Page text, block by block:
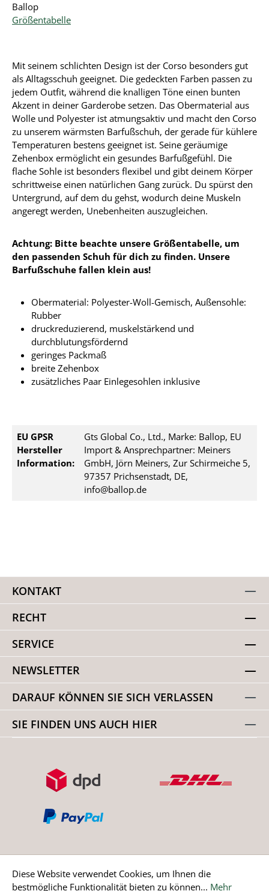
Ballop
Größentabelle
Mit seinem schlichten Design ist der Corso besonders gut
als Alltagsschuh geeignet. Die gedeckten Farben passen zu
jedem Outfit, während die knalligen Töne einen bunten
Akzent in deiner Garderobe setzen. Das Obermaterial aus
Wolle und Polyester ist atmungsaktiv und macht den Corso
zu unserem wärmsten Barfußschuh, der gerade für kühlere
Temperaturen bestens geeignet ist. Seine geräumige
Zehenbox ermöglicht ein gesundes Barfußgefühl. Die
flache Sohle ist besonders flexibel und gibt deinem Körper
schrittweise einen natürlichen Gang zurück. Du spürst den
Untergrund, auf dem du gehst, wodurch deine Muskeln
angeregt werden, Unebenheiten auszugleichen.
Achtung: Bitte beachte unsere Größentabelle, um
den passenden Schuh für dich zu finden. Unsere
Barfußschuhe fallen klein aus!
Obermaterial: Polyester-Woll-Gemisch, Außensohle:
Rubber
druckreduzierend, muskelstärkend und
durchblutungsfördernd
geringes Packmaß
breite Zehenbox
zusätzliches Paar Einlegesohlen inklusive
EU GPSR
Hersteller
Information:
Gts Global Co., Ltd., Marke: Ballop, EU
Import & Ansprechpartner: Meiners
GmbH, Jörn Meiners, Zur Schirmeiche 5,
97357 Prichsenstadt, DE,
info@ballop.de
KONTAKT
RECHT
SERVICE
NEWSLETTER
DARAUF KÖNNEN SIE SICH VERLASSEN
SIE FINDEN UNS AUCH HIER
Bestellung widerrufen
Diese Website verwendet Cookies, um Ihnen die
bestmögliche Funktionalität bieten zu können... Mehr